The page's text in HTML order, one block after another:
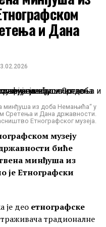
објекат, као и
у њему нису у
пропадају.и Дана
минђуша из доба Немањића“ у
Сретења и Дана државности.
Етнографског музеја.
музеју
биће
минђуша из
је Етнографски
је део етнографске
традионалне